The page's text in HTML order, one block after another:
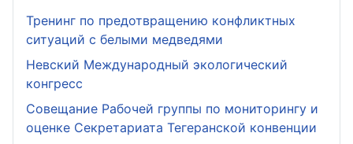
Тренинг по предотвращению конфликтных
ситуаций с белыми медведями
Невский Международный экологический
конгресс
Совещание Рабочей группы по мониторингу и
оценке Секретариата Тегеранской конвенции